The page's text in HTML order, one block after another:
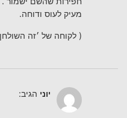
מעיק לעוס ודוחה.
( לקוחה של ׳זה
יוני הגיב: